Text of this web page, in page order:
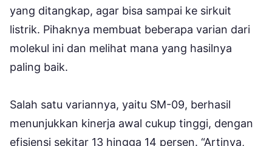
yang ditangkap, agar bisa sampai ke sirkuit
listrik. Pihaknya membuat beberapa varian dari
molekul ini dan melihat mana yang hasilnya
paling baik.
Salah satu variannya, yaitu SM-09, berhasil
menunjukkan kinerja awal cukup tinggi, dengan
efisiensi sekitar 13 hingga 14 persen. “Artinya,